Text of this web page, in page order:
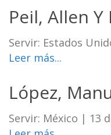
Peil, Allen
Servir: Estados
Leer más...
López,
Servir: México | 13